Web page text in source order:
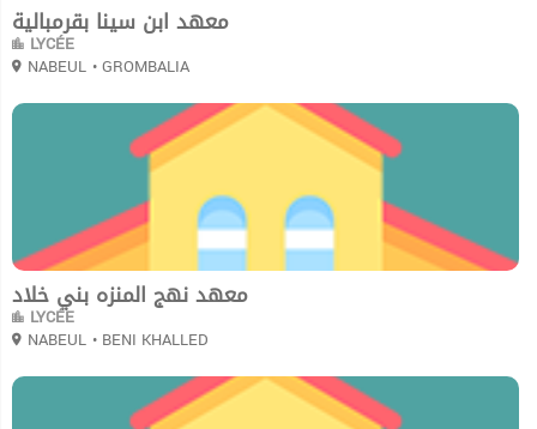
معهد ابن سينا بقرمبالية
LYCÉE
NABEUL • GROMBALIA
معهد نهج المنزه بني خلاد
LYCÉE
NABEUL • BENI KHALLED